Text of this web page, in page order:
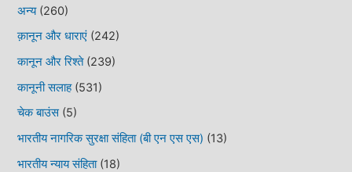
अन्य(260)
क़ानून और धाराएं (242)
कानून और रिश्ते(239)
कानूनी सलाह(531)
चेक बाउंस(5)
भारतीय नागरिक सुरक्षा संहिता (बी एन एस एस) (13)
भारतीय न्याय संहिता(18)